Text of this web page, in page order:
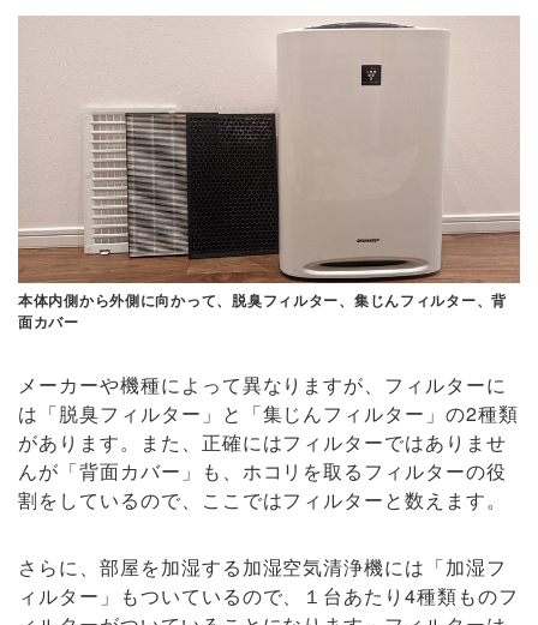
本体内側から外側に向かって、脱臭フィルター、集じんフィルター、背
面カバー
メーカーや機種によって異なりますが、フィルターに
は「脱臭フィルター」と「集じんフィルター」の2種類
があります。また、正確にはフィルターではありませ
んが「背面カバー」も、ホコリを取るフィルターの役
割をしているので、ここではフィルターと数えます。
さらに、部屋を加湿する加湿空気清浄機には「加湿フ
ィルター」もついているので、１台あたり4種類ものフ